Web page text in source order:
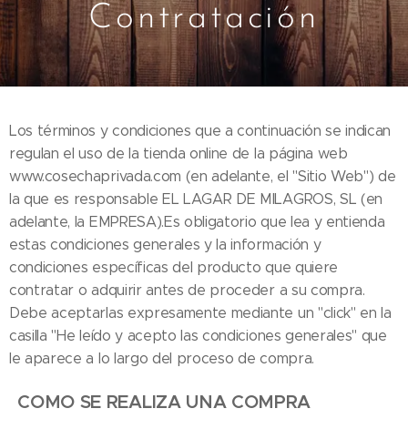
Contratación
Los términos y condiciones que a continuación se indican
regulan el uso de la tienda online de la página web
www.cosechaprivada.com (en adelante, el "Sitio Web") de
la que es responsable EL LAGAR DE MILAGROS, SL (en
adelante, la EMPRESA).Es obligatorio que lea y entienda
estas condiciones generales y la información y
condiciones específicas del producto que quiere
contratar o adquirir antes de proceder a su compra.
Debe aceptarlas expresamente mediante un "click" en la
casilla "He leído y acepto las condiciones generales" que
le aparece a lo largo del proceso de compra.
COMO SE REALIZA UNA COMPRA